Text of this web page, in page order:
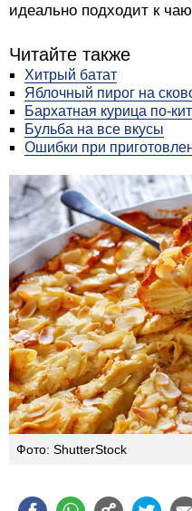
идеально подходит к
Читайте также
Хитрый батат
Яблочный пирог на
Бархатная курица по-
Бульба на все вкусы
Ошибки при
Фото: ShutterStock